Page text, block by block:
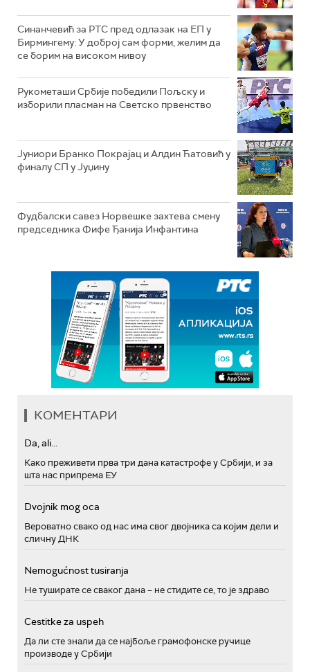
Синанчевић за РТС пред одлазак на ЕП у
Бирмингему: У доброј сам форми, желим да
се борим на високом нивоу
Рукометаши Србије победили Пољску и
изборили пласман на Светско првенство
Јуниори Бранко Покрајац и Алдин Ћатовић у
финалу СП у Јуџину
Фудбалски савез Норвешке захтева смену
председника Фифе Ђанија Инфантина
КОМЕНТАРИ
Da, ali...
Како преживети прва три дана катастрофе у Србији, и за
шта нас припрема ЕУ
Dvojnik mog oca
Вероватно свако од нас има свог двојника са којим дели и
сличну ДНК
Nemogućnost tusiranja
Не туширате се сваког дана – не стидите се, то је здраво
Cestitke za uspeh
Да ли сте знали да се најбоље грамофонске ручице
производе у Србији